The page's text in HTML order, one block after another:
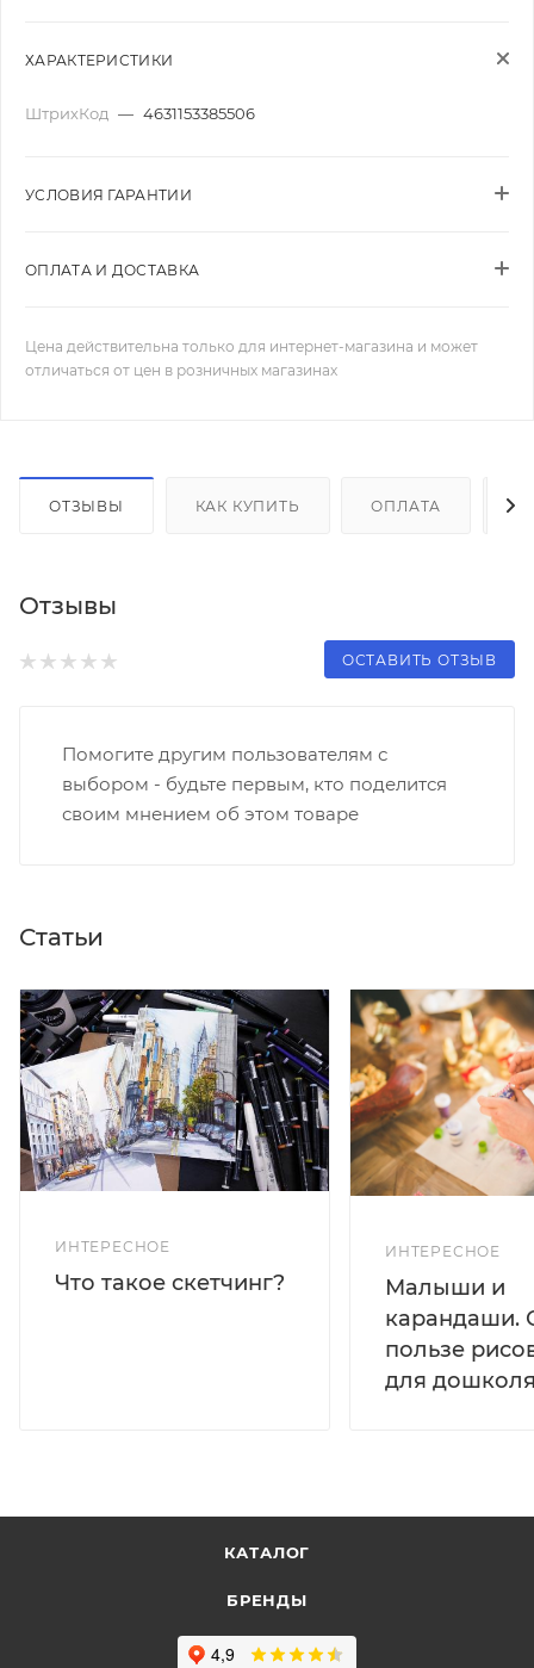
ХАРАКТЕРИСТИКИ
ШтрихКод — 4631153385506
УСЛОВИЯ ГАРАНТИИ
ОПЛАТА И ДОСТАВКА
Цена действительна только для интернет-магазина и может
отличаться от цен в розничных магазинах
ОТЗЫВЫ КАК КУПИТЬ ОПЛАТА
Отзывы
ОСТАВИТЬ ОТЗЫВ
Помогите другим пользователям с
выбором - будьте первым, кто поделится
своим мнением об этом товаре
Статьи
ИНТЕРЕСНОЕ
Что такое скетчинг?
ИНТЕРЕСНОЕ
Малыши и
карандаши.
пользе
для
КАТАЛОГ
БРЕНДЫ